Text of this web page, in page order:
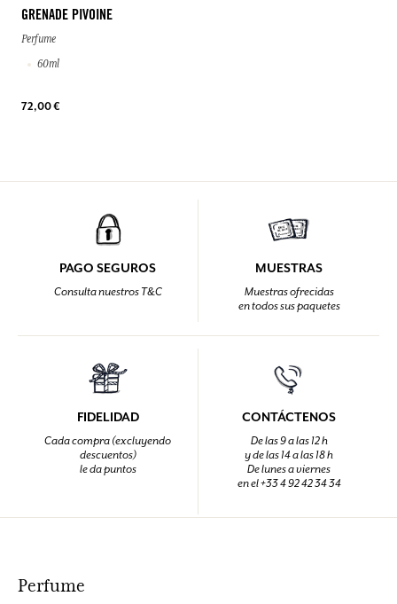
GRENADE PIVOINE
Perfume
60ml
72,00 €
PAGO SEGUROS
Consulta nuestros T&C
MUESTRAS
Muestras ofrecidas
en todos sus paquetes
FIDELIDAD
Cada compra (excluyendo
descuentos)
le da puntos
CONTÁCTENOS
De las 9 a las 12 h
y de las 14 a las 18 h
De lunes a viernes
en el +33 4 92 42 34 34
Perfume